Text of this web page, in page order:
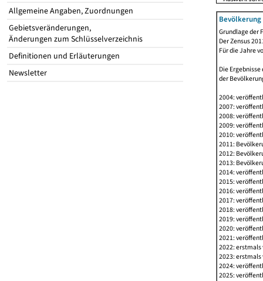
Allgemeine Angaben, Zuordnungen
Gebietsveränderungen,
Änderungen zum Schlüsselverzeichnis
Definitionen und Erläuterungen
Newsletter
Grundlage der
Der Zensus
Für die Jahre
Die
der
2004:
2007:
2008:
2009:
2010:
2011:
2012:
2013:
2014:
2015:
2016:
2017:
2018:
2019:
2020:
2021:
2022:
2023:
2024:
2025: